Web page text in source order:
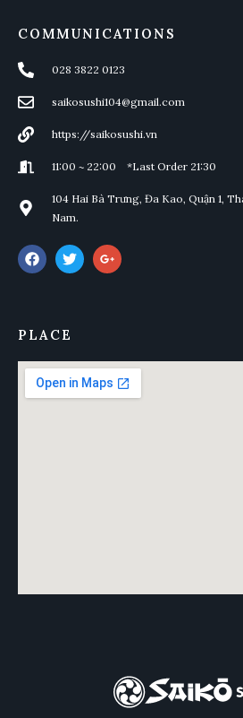
COMMUNICATIONS
028 3822 0123
saikosushi104@gmail.com
https://saikosushi.vn
11:00 ~ 22:00 *Last Order 21:30
104 Hai Bà Trưng, Đa Kao, Quận 1,
Nam.
PLACE